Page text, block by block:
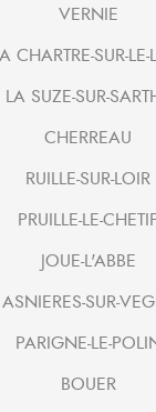
VERNIE
CHARTRE-SUR-LE-
LA SUZE-SUR-
CHERREAU
RUILLE-SUR-LOIR
PRUILLE-LE-CHETIF
JOUE-L'ABBE
ASNIERES-SUR-
PARIGNE-LE-
BOUER